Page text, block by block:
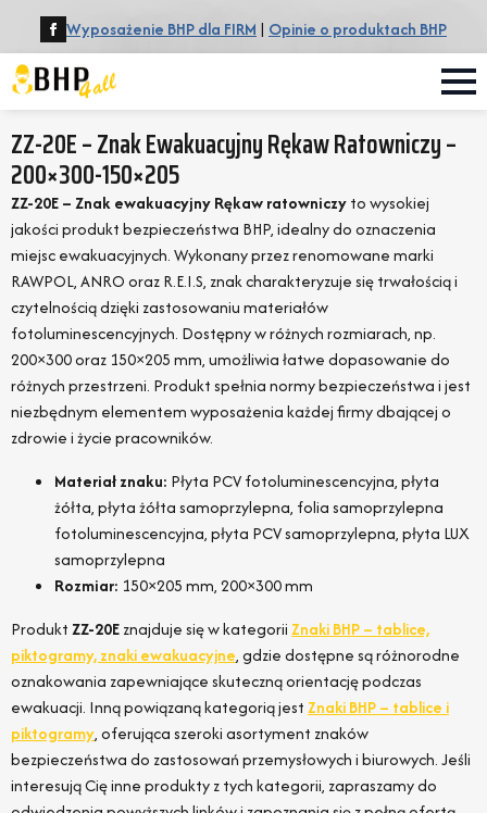
Wyposażenie BHP dla FIRM | Opinie o produktach BHP
ZZ-20E – Znak Ewakuacyjny Rękaw Ratowniczy –
200×300-150×205
ZZ-20E – Znak ewakuacyjny Rękaw ratowniczyto wysokiej
jakości produkt bezpieczeństwa BHP, idealny do oznaczenia
miejsc ewakuacyjnych. Wykonany przez renomowane marki
RAWPOL, ANRO oraz R.E.I.S, znak charakteryzuje się trwałością i
czytelnością dzięki zastosowaniu materiałów
fotoluminescencyjnych. Dostępny w różnych rozmiarach, np.
200×300 oraz 150×205 mm, umożliwia łatwe dopasowanie do
różnych przestrzeni. Produkt spełnia normy bezpieczeństwa i jest
niezbędnym elementem wyposażenia każdej firmy dbającej o
zdrowie i życie pracowników.
Materiał znaku: Płyta PCV fotoluminescencyjna, płyta
żółta, płyta żółta samoprzylepna, folia samoprzylepna
fotoluminescencyjna, płyta PCV samoprzylepna, płyta LUX
samoprzylepna
Rozmiar: 150×205 mm, 200×300 mm
ProduktZZ-20Eznajduje się w kategoriiZnaki BHP – tablice,
piktogramy, znaki ewakuacyjne, gdzie dostępne są różnorodne
oznakowania zapewniające skuteczną orientację podczas
ewakuacji. Inną powiązaną kategorią jestZnaki BHP – tablice i
piktogramy, oferująca szeroki asortyment znaków
bezpieczeństwa do zastosowań przemysłowych i biurowych. Jeśli
interesują Cię inne produkty z tych kategorii, zapraszamy do